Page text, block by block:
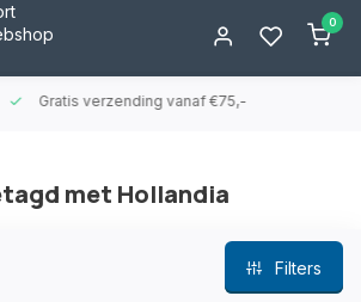
0
Gratis verzending vanaf €75,-
met Hollandia
Filters